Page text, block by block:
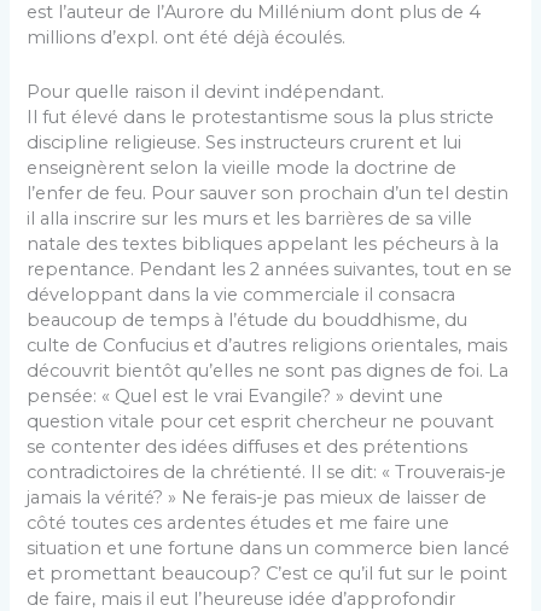
est l’auteur de l’Aurore du Mil­lénium dont plus de 4
millions d’expl. ont été déjà écoulés.
Pour quelle raison il devint indépendant.
Il fut élevé dans le protestantisme sous la plus stricte
discipline religieuse. Ses instructeurs crurent et lui
enseignèrent selon la vieille mode la doctrine de
l’enfer de feu. Pour sauver son prochain d’un tel destin
il alla inscrire sur les murs et les bar­rières de sa ville
natale des textes bibliques appe­lant les pécheurs à la
repentance. Pendant les 2 années suivantes, tout en se
développant dans la vie commerciale il consacra
beaucoup de temps à l’étude du bouddhisme, du
culte de Confucius et d’autres religions orientales, mais
découvrit bientôt qu’elles ne sont pas dignes de foi. La
pensée: « Quel est le vrai Evangile? » devint une
question vitale pour cet esprit chercheur ne pouvant
se con­tenter des idées diffuses et des prétentions
contra­dictoires de la chrétienté. Il se dit: « Trouverais-je
jamais la vérité? » Ne ferais-je pas mieux de laisser de
côté toutes ces ardentes études et me faire une
situation et une fortune dans un commerce bien lancé
et promettant beaucoup? C’est ce qu’il fut sur le point
de faire, mais il eut l’heureuse idée d’approfondir